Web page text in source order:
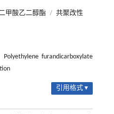
甲酸乙二醇酯 / 共聚改性
Polyethylene furandicarboxylate
引用格式 ▾